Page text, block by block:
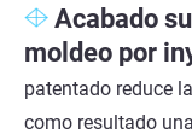
Acabado
moldeo por
patentado reduce
como resultado